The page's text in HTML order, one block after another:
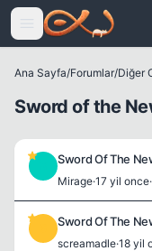
Icerige atla
Ana Sayfa/Forumlar/Diğer
Sword of the
Sword Of The
Mirage·17 yil once·
Sword Of The
screamadle·18 yil